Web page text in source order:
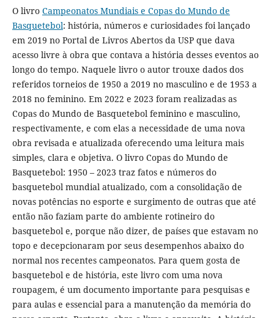
O livro Campeonatos Mundiais e Copas do Mundo de
Basquetebol: história, números e curiosidades foi lançado
em 2019 no Portal de Livros Abertos da USP que dava
acesso livre à obra que contava a história desses eventos ao
longo do tempo. Naquele livro o autor trouxe dados dos
referidos torneios de 1950 a 2019 no masculino e de 1953 a
2018 no feminino. Em 2022 e 2023 foram realizadas as
Copas do Mundo de Basquetebol feminino e masculino,
respectivamente, e com elas a necessidade de uma nova
obra revisada e atualizada oferecendo uma leitura mais
simples, clara e objetiva. O livro Copas do Mundo de
Basquetebol: 1950 – 2023 traz fatos e números do
basquetebol mundial atualizado, com a consolidação de
novas potências no esporte e surgimento de outras que até
então não faziam parte do ambiente rotineiro do
basquetebol e, porque não dizer, de países que estavam no
topo e decepcionaram por seus desempenhos abaixo do
normal nos recentes campeonatos. Para quem gosta de
basquetebol e de história, este livro com uma nova
roupagem, é um documento importante para pesquisas e
para aulas e essencial para a manutenção da memória do